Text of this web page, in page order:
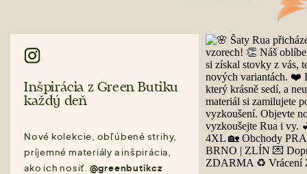
Inšpirácia z Green Butiku
každý deň
Nové kolekcie, obľúbené strihy,
príjemné materiály a inšpirácia,
ako ich nosiť. @greenbutikcz